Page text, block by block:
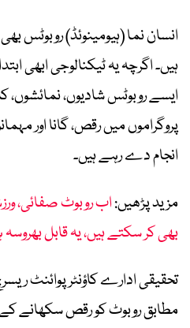
انسان نما (ہیومینوئڈ) روبوٹس
ہیں۔ اگرچہ یہ ٹیکنالوجی ابھی
ایسے روبوٹس شادیوں، نمائشوں،
پروگراموں میں رقص، گانا اور
انجام دے رہے ہیں۔
مزید پڑھیں:اب روبوٹ صفائی،
بھی کر سکتے ہیں، یہ قابل
تحقیقی ادارے کاؤنٹرپوائنٹ
مطابق روبوٹ کو رقص سکھانے